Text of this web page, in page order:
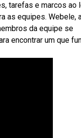
tarefas e marcos ao
as equipes. Webele,
da equipe se
encontrar um que